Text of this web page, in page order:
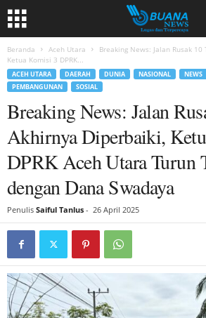
Beranda Aceh Utara
Breaking News: Jalan Rusak
Ketua Komisi 3 DPRK...
ACEH UTARA DAERAH DUNIA NASIONAL NEWS
PEMBANGUNAN
SOSIAL
Breaking News: Jalan
Akhirnya Diperbaiki,
DPRK Aceh Utara Turun
dengan Dana Swadaya
Penulis Saiful Tanlus - 26 April 2025